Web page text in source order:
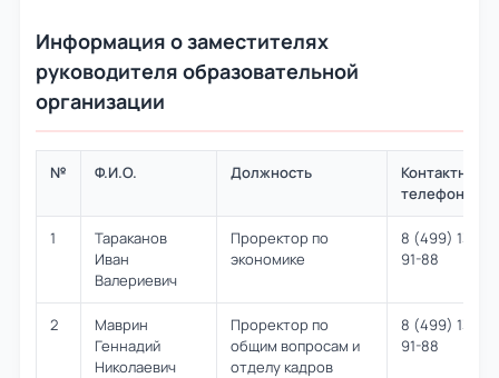
Информация о заместителях
руководителя образовательной
организации
№ Ф.И.О. Должность
Контактный
телефон
1
Тараканов
Иван
Валериевич
Проректор по
экономике
8 (499) 131-
91-88
2
Маврин
Геннадий
Николаевич
Проректор по
общим вопросам и
отделу кадров
8 (499) 131-
91-88